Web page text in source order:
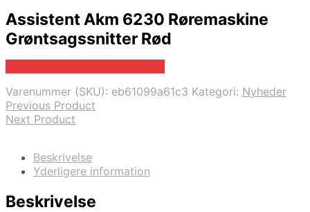
Assistent Akm 6230 Røremaskine
Grøntsagssnitter Rød
Varenummer (SKU): eb61099a61c3 Kategori: Nyheder
Previous Product
Next Product
Beskrivelse
Yderligere information
Beskrivelse